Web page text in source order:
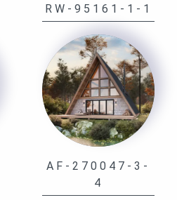
RW-95161-1-1
AF-270047-3-
4